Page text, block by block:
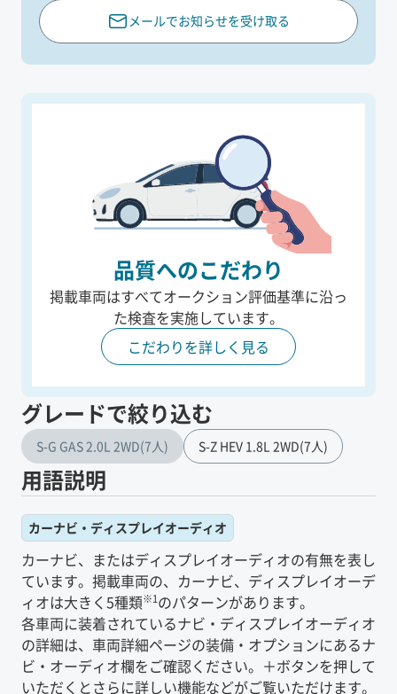
メールでお知らせを受け取る
品質へのこだわり
掲載車両はすべてオークション評価基準に沿っ
た検査を実施しています。
こだわりを詳しく見る
グレードで絞り込む
S-G GAS 2.0L 2WD(7人) S-Z HEV 1.8L 2WD(7人)
用語説明
カーナビ・ディスプレイオーディオ
カーナビ、またはディスプレイオーディオの有無を表し
ています。掲載車両の、カーナビ、ディスプレイオーデ
ィオは大きく5種類※1のパターンがあります。
各車両に装着されているナビ・ディスプレイオーディオ
の詳細は、車両詳細ページの装備・オプションにあるナ
ビ・オーディオ欄をご確認ください。＋ボタンを押して
いただくとさらに詳しい機能などがご覧いただけます。